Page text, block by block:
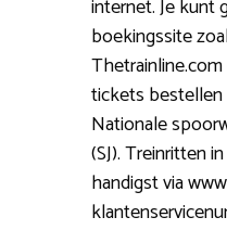
internet. Je kunt
boekingssite
tickets
Nationale
(SJ). Treinritten
handigst via